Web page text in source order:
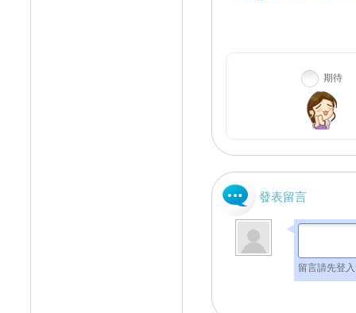
期待
發表留言
留言請先登